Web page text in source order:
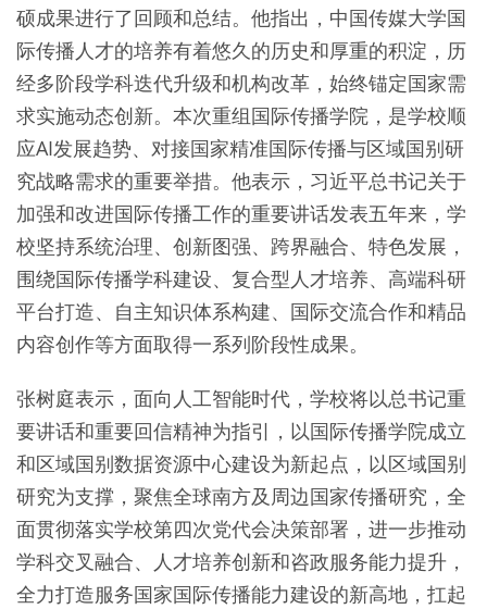
硕成果进行了回顾和总结。他指出，中国传媒大学国
际传播人才的培养有着悠久的历史和厚重的积淀，历
经多阶段学科迭代升级和机构改革，始终锚定国家需
求实施动态创新。本次重组国际传播学院，是学校顺
应AI发展趋势、对接国家精准国际传播与区域国别研
究战略需求的重要举措。他表示，习近平总书记关于
加强和改进国际传播工作的重要讲话发表五年来，学
校坚持系统治理、创新图强、跨界融合、特色发展，
围绕国际传播学科建设、复合型人才培养、高端科研
平台打造、自主知识体系构建、国际交流合作和精品
内容创作等方面取得一系列阶段性成果。
张树庭表示，面向人工智能时代，学校将以总书记重
要讲话和重要回信精神为指引，以国际传播学院成立
和区域国别数据资源中心建设为新起点，以区域国别
研究为支撑，聚焦全球南方及周边国家传播研究，全
面贯彻落实学校第四次党代会决策部署，进一步推动
学科交叉融合、人才培养创新和咨政服务能力提升，
全力打造服务国家国际传播能力建设的新高地，扛起